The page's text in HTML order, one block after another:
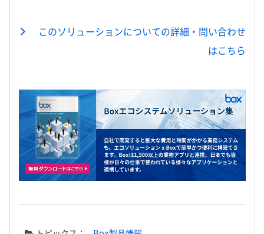
このソリューションについての詳細・問い合わせ
はこちら